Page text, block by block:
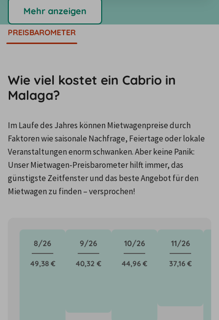
Mehr anzeigen
PREISBAROMETER
Wie viel kostet ein Cabrio in
Malaga?
Im Laufe des Jahres können Mietwagenpreise durch
Faktoren wie saisonale Nachfrage, Feiertage oder lokale
Veranstaltungen enorm schwanken. Aber keine Panik:
Unser Mietwagen-Preisbarometer hilft immer, das
günstigste Zeitfenster und das beste Angebot für den
Mietwagen zu finden – versprochen!
8/26
49,38 €
9/26
40,32 €
10/26
44,96 €
11/26
37,16 €